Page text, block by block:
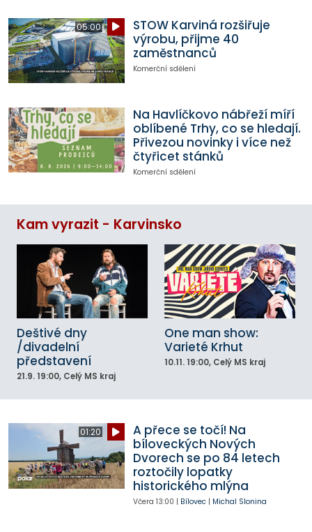
05:00
STOW Karviná rozšiřuje
výrobu, přijme 40
zaměstnanců
Komerční sdělení
Na Havlíčkovo nábřeží míří
oblíbené Trhy, co se hledají.
Přivezou novinky i více než
čtyřicet stánků
Komerční sdělení
Kam vyrazit - Karvinsko
Deštivé dny
/divadelní
představení
21.9. 19:00, Celý MS kraj
One man show:
Varieté Krhut
10.11. 19:00, Celý MS kraj
01:20
A přece se točí! Na
bíloveckých Nových
Dvorech se po 84 letech
roztočily lopatky
historického mlýna
Včera 13:00 | Bílovec| Michal Slonina